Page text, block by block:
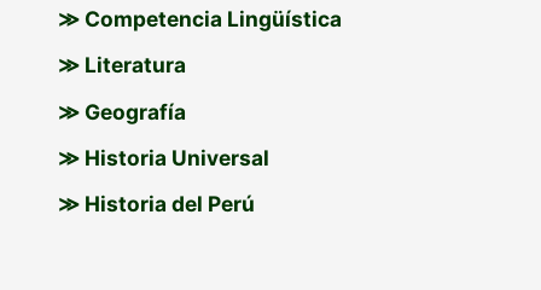
≫ Competencia Lingüística
≫ Literatura
≫ Geografía
≫ Historia Universal
≫ Historia del Perú